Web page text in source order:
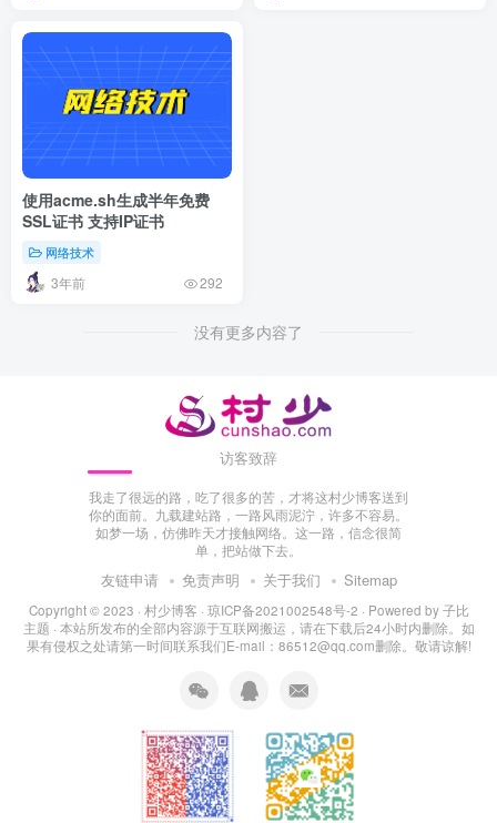
使用acme.sh生成半年免费
SSL证书 支持IP证书
网络技术
3年前 292
没有更多内容了
访客致辞
我走了很远的路，吃了很多的苦，才将这村少博客送到
你的面前。九载建站路，一路风雨泥泞，许多不容易。
如梦一场，仿佛昨天才接触网络。这一路，信念很简
单，把站做下去。
友链申请 免责声明 关于我们 Sitemap
Copyright © 2023 · 村少博客 · 琼ICP备2021002548号-2 · Powered by子比
主题 · 本站所发布的全部内容源于互联网搬运，请在下载后24小时内删除。如
果有侵权之处请第一时间联系我们E-mail：86512@qq.com删除。敬请谅解!